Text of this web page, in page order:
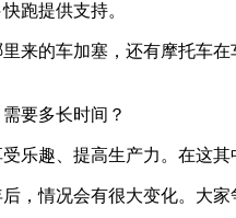
跑提供支持。
的车加塞，还有摩托车
要多长时间？
趣、提高生产力。在这其
情况会有很大变化。大家